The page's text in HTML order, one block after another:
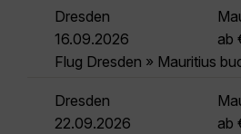
Dresden
16.09.2026
ab
Flug Dresden » Mauritius
Dresden
22.09.2026
ab